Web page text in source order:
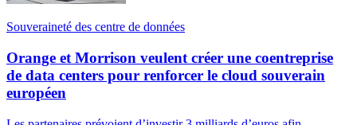
Souveraineté des centre de données
Orange et Morrison veulent créer une coentreprise
de data centers pour renforcer le cloud souverain
européen